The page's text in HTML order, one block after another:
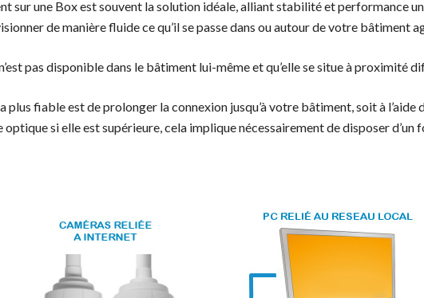
sur une Box est souvent la solution idéale, alliant stabilité et performance
de manière fluide ce qu’il se passe dans ou autour de votre bâtiment
pas disponible dans le bâtiment lui-même et qu’elle se situe à
plus fiable est de prolonger la connexion jusqu’à votre bâtiment, soit à l’aide
optique si elle est supérieure, cela implique nécessairement de disposer